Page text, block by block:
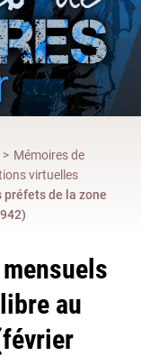
Mémoires de
virtuelles
préfets de la zone
au